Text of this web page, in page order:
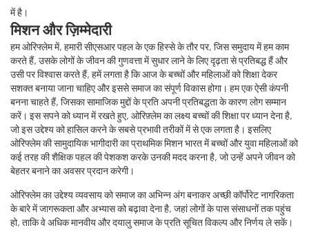
में है।
मिशन और ज़िम्मेदारी
हम ओरिफ्लेम में, हमारी सीएसआर पहल के एक हिस्से के तौर पर, जिस समुदाय में हम काम
करते हैं, उसके लोगों के जीवन की गुणवत्ता में सुधार लाने के लिए दृढ़ता से प्रतिबद्ध हैं और
उसी पर विश्वास करते हैं, हमें लगता है कि आज के बच्चों और महिलाओं को शिक्षा देकर
सशक्त बनाया जाना चाहिए और इससे समाज का संपूर्ण विकास होगा। हम एक ऐसी कंपनी
बनना चाहते हैं, जिसका सामाजिक मुद्दों के प्रति अपनी प्रतिबद्धता के कारण लोग सम्मान
करें। इस सपने को ध्यान में रखते हुए, ओरिफ़्लेम का लक्ष्य बच्चों की शिक्षा पर ध्यान देना है,
जो इस उद्देश्य को हासिल करने के सबसे प्रभावी तरीकों में से एक लगता है। इसलिए
ओरिफ्लेम की सामुदायिक भागीदारी का प्राथमिक मिशन भारत में बच्चों और युवा महिलाओं को
कई तरह की शैक्षिक पहल की पेशकश करके उनकी मदद करना है, जो उन्हें अपने जीवन को
बेहतर बनाने का अवसर प्रदान करेगी।
ओरिफ्लेम का उद्देश्य व्यवसाय को समाज का अभिन्न अंग बनाकर अच्छी कॉर्पोरेट नागरिकता
के बारे में जागरूकता और अभ्यास को बढ़ावा देना है, जहां लोगों के पास संसाधनों तक पहुंच
हो, ताकि वे अधिक मानवीय और दयालु समाज के प्रति सूचित विकल्प और निर्णय ले सकें।